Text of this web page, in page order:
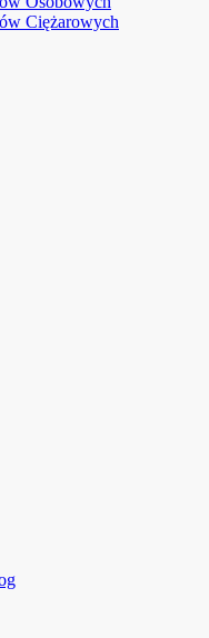
Ciężarowych